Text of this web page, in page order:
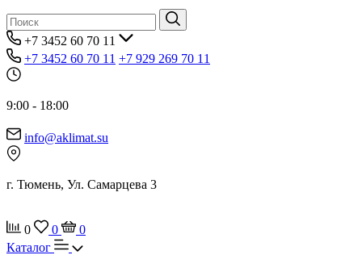
+7 3452 60 70 11
+7 3452 60 70 11 +7 929 269 70 11
9:00 - 18:00
info@aklimat.su
г. Тюмень, Ул. Самарцева 3
0 0
0
Каталог